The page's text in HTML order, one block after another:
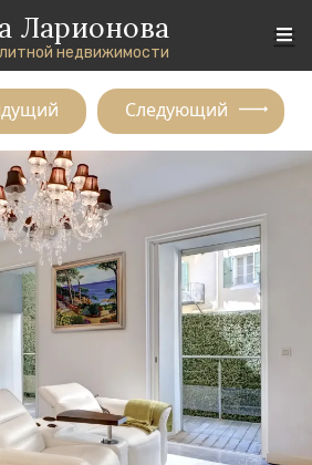
Ларионова
недвижимости
Следующий